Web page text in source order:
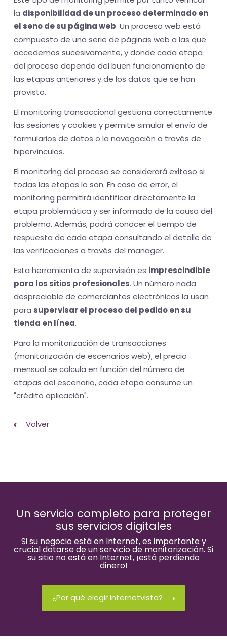
la disponibilidad de un proceso determinado en
el seno de su página web. Un proceso web está
compuesto de una serie de páginas web a las que
accedemos sucesivamente, y donde cada etapa
del proceso depende del buen funcionamiento de
las etapas anteriores y de los datos que se han
provisto.
El monitoring transaccional gestiona correctamente
las sesiones y cookies y permite simular el envío de
formularios de datos o la navegación a través de
hipervínculos.
El monitoring del proceso se considerará exitoso si
todas las etapas lo son. En caso de error, el
monitoring permitirá identificar directamente la
etapa problemática y ser informado de la causa del
problema. Además, podrá conocer el tiempo de
respuesta de cada etapa consultando el detalle de
las verificaciones a través del manager.
Esta herramienta de supervisión es imprescindible
para los sitios profesionales. Un número nada
despreciable de comerciantes electrónicos la usan
para supervisar el proceso del pedido en su
tienda en línea.
Para la monitorización de transacciones
(monitorización de escenarios web), el precio
mensual se calcula en función del número de
etapas del escenario, cada etapa consume un
"crédito aplicación".
Volver
Un servicio completo para proteger
sus servicios digitales
Si su negocio está en Internet, es importante y
crucial dotarse de un servicio de monitorización. Si
su sitio no está en Internet, ¡está perdiendo
dinero!
¿Por qué elegir internetvista?